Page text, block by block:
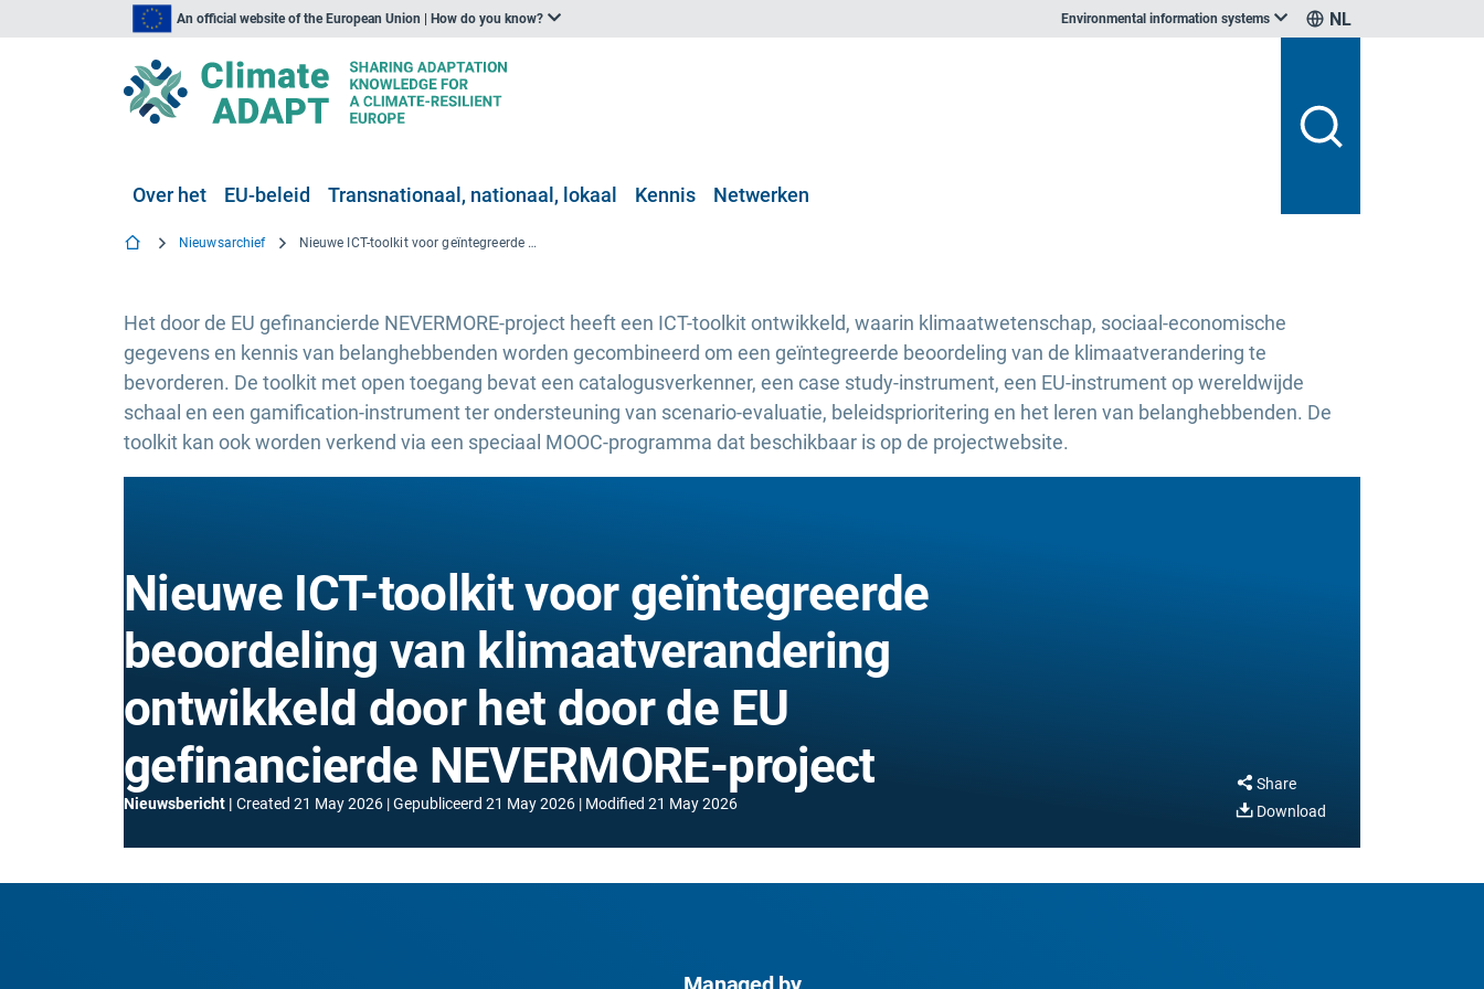
An official website of the European Union | How do you know? Environmental information systems NL
Over het EU-beleid Transnationaal, nationaal, lokaal Kennis Netwerken
Nieuwsarchief Nieuwe ICT-toolkit voor geïntegreerde beoordeling van klimaatverandering ontwikkeld door het door de EU gefinancierde NEVERMORE-project
Het door de EU gefinancierde NEVERMORE-project heeft een ICT-toolkit ontwikkeld, waarin klimaatwetenschap, sociaal-economische
gegevens en kennis van belanghebbenden worden gecombineerd om een geïntegreerde beoordeling van de klimaatverandering te
bevorderen. De toolkit met open toegang bevat een catalogusverkenner, een case study-instrument, een EU-instrument op wereldwijde
schaal en een gamification-instrument ter ondersteuning van scenario-evaluatie, beleidsprioritering en het leren van belanghebbenden. De
toolkit kan ook worden verkend via een speciaal MOOC-programma dat beschikbaar is op de projectwebsite.
Nieuwe ICT-toolkit voor geïntegreerde
beoordeling van klimaatverandering
ontwikkeld door het door de EU
gefinancierde NEVERMORE-project
Nieuwsbericht Created 21 May 2026 Gepubliceerd 21 May 2026 Modified 21 May 2026
Share
Download